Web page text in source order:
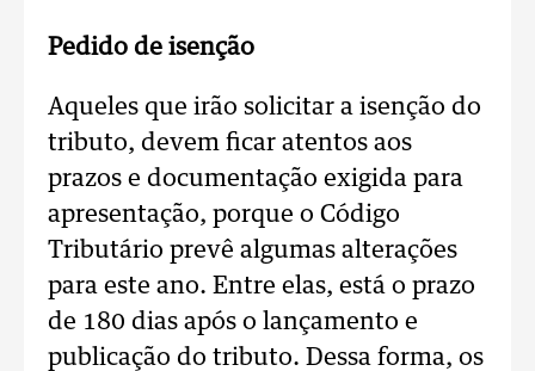
Pedido de isenção
Aqueles que irão solicitar a isenção do
tributo, devem ficar atentos aos
prazos e documentação exigida para
apresentação, porque o Código
Tributário prevê algumas alterações
para este ano. Entre elas, está o prazo
de 180 dias após o lançamento e
publicação do tributo. Dessa forma, os